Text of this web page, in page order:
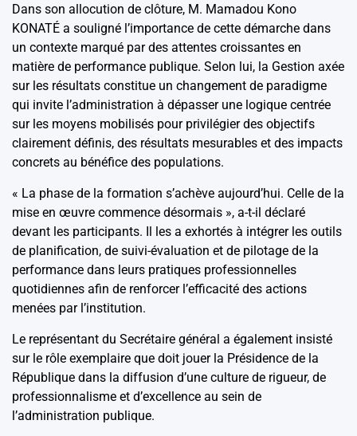
Dans son allocution de clôture, M. Mamadou Kono
KONATÉ a souligné l’importance de cette démarche dans
un contexte marqué par des attentes croissantes en
matière de performance publique. Selon lui, la Gestion axée
sur les résultats constitue un changement de paradigme
qui invite l’administration à dépasser une logique centrée
sur les moyens mobilisés pour privilégier des objectifs
clairement définis, des résultats mesurables et des impacts
concrets au bénéfice des populations.
« La phase de la formation s’achève aujourd’hui. Celle de la
mise en œuvre commence désormais », a-t-il déclaré
devant les participants. Il les a exhortés à intégrer les outils
de planification, de suivi-évaluation et de pilotage de la
performance dans leurs pratiques professionnelles
quotidiennes afin de renforcer l’efficacité des actions
menées par l’institution.
Le représentant du Secrétaire général a également insisté
sur le rôle exemplaire que doit jouer la Présidence de la
République dans la diffusion d’une culture de rigueur, de
professionnalisme et d’excellence au sein de
l’administration publique.